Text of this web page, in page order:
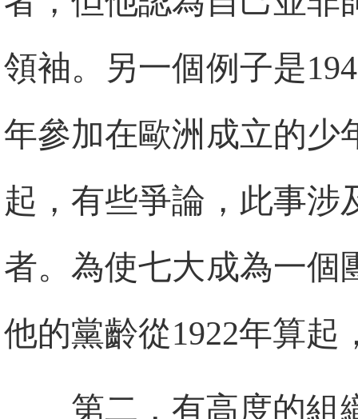
領袖。另一個例子是
年參加在歐洲成立的少
起，有些爭論，此事涉
者。為使七大成為一個
他的黨齡從1922年算
第二，有高度的組